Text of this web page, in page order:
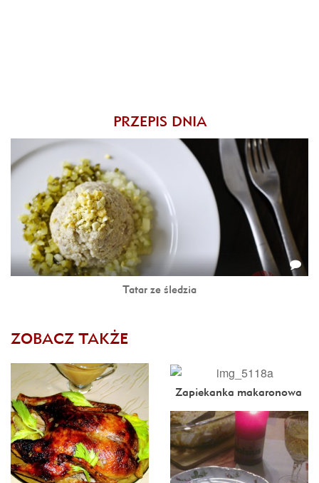
PRZEPIS DNIA
Tatar ze śledzia
ZOBACZ TAKŻE
Zapiekanka makaronowa